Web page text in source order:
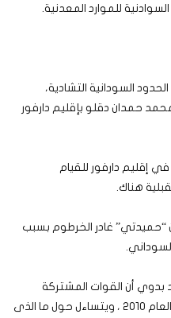
للموارد المعدنية.
السودانية التشادية،
حمدان دقلو بإقليم دارفور
إقليم دارفور للقيام
هناك.
غادر الخرطوم بسبب
بدوي أن القوات المشتركة
السودانية التشادية تتواجد هناك منذ العام 2010 ، ويتساءل حول ما الذى